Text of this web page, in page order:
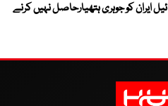
ایران کو جوہری ہتھیارحاصل نہیں کرنے